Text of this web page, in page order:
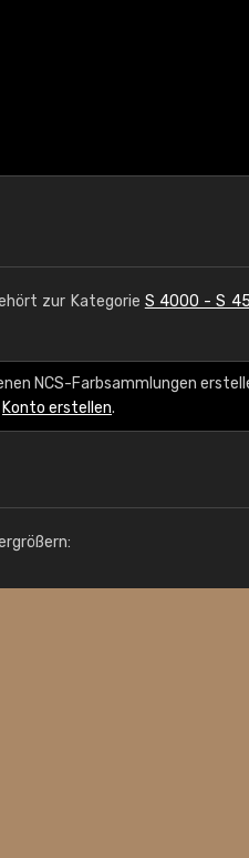
zur Kategorie S 4000 - S
NCS-Farbsammlungen
Konto erstellen.